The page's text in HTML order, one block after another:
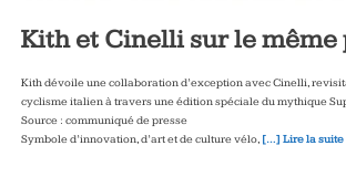
Kith et Cinelli sur le même
Kith dévoile une collaboration d’exception avec Cinelli,
cyclisme italien à travers une édition spéciale du mythique
Source : communiqué de presse
Symbole d’innovation, d’art et de culture vélo, […] Lire la